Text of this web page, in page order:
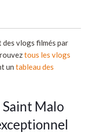
des vlogs filmés par
tous les vlogs
un tableau des
Malo